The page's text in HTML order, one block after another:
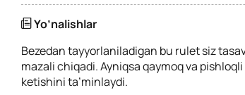
Yo’nalishlar
Bezedan tayyorlaniladigan bu rulet siz
mazali chiqadi. Ayniqsa qaymoq va
ketishini ta’minlaydi.